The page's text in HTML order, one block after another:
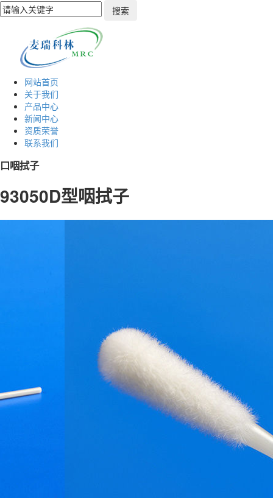
网站首页
关于我们
产品中心
新闻中心
资质荣誉
联系我们
口咽拭子
93050D型咽拭子